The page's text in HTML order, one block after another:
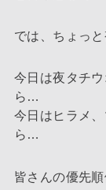
では、ちょっ
今日は夜タチ
ら…
今日はヒラメ
ら…
皆さんの優先